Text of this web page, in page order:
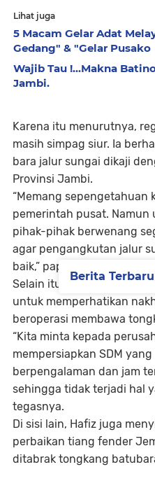
Lihat juga
5 Macam Gelar Adat
Gedang" & "Gelar Pusako
Wajib Tau !...Makna
Jambi.
Karena itu menurutnya,
masih simpag siur. Ia
bara jalur sungai dikaji
Provinsi Jambi.
“Memang sepengetahuan
pemerintah pusat. Namun
pihak-pihak berwenang
agar pengangkutan jalur
baik,” paparnya.
Selain itu, ia juga
untuk memperhatikan
beroperasi membawa
“Kita minta kepada
mempersiapkan SDM
berpengalaman dan jam
sehingga tidak terjadi hal
tegasnya.
Di sisi lain, Hafiz juga
perbaikan tiang fender
ditabrak tongkang
Berita Terbaru